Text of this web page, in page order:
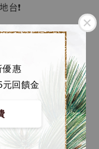
優惠
回饋金
台❗️